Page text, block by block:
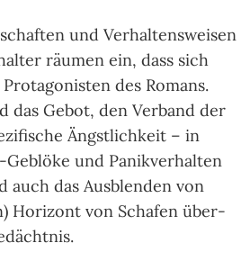
und Ver­haltens­wei­sen
räu­men ein, dass sich
des Romans.
das Gebot, den Ver­band der
Ängst­lich­keit – in
und Panik­ver­hal­ten
auch das Aus­blen­den von
Hori­zont von Scha­fen über­